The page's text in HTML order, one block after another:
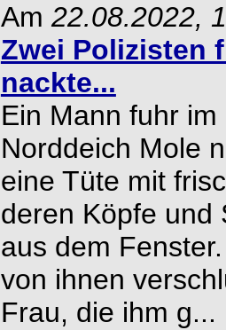
Am 22.08.2022,
Zwei Polizisten
nackte...
Ein Mann fuhr
Norddeich Mole
eine Tüte mit
deren Köpfe und
aus dem
von ihnen
Frau, die ihm g...